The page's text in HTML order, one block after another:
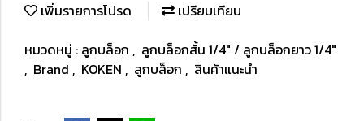
เพิ่มรายการโปรด
เปรียบเทียบ
หมวดหมู่ : ลูกบล็อก , ลูกบล็อกสั้น 1/4" / ลูกบล็อกยาว 1/4"
, Brand , KOKEN , ลูกบล็อก , สินค้าแนะนำ